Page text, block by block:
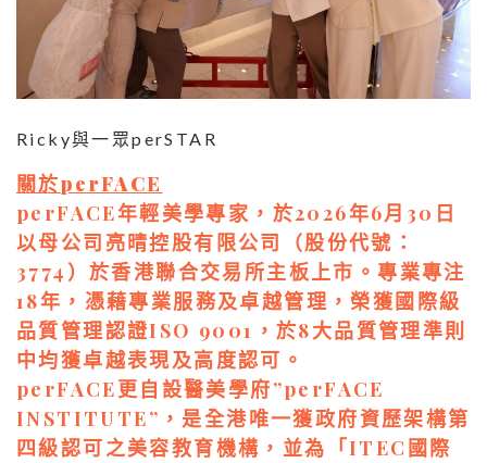
Ricky與一眾perSTAR
關於perFACE
perFACE年輕美學專家，於2026年6月30日
以母公司亮晴控股有限公司（股份代號：
3774）於香港聯合交易所主板上市。專業專注
18年，憑藉專業服務及卓越管理，榮獲國際級
品質管理認證ISO 9001，於8大品質管理準則
中均獲卓越表現及高度認可。
perFACE更自設醫美學府”perFACE
INSTITUTE”，是全港唯一獲政府資歷架構第
四級認可之美容教育機構，並為「ITEC國際